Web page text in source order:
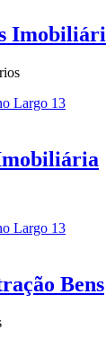
Largo 13
Largo 13
Bens